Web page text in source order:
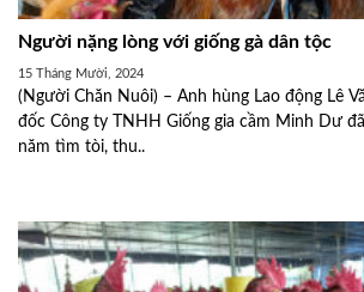
Người nặng lòng với giống gà dân tộc
15 Tháng Mười, 2024
(Người Chăn Nuôi) – Anh hùng Lao động Lê
đốc Công ty TNHH Giống gia cầm Minh Dư
năm tìm tòi, thu..